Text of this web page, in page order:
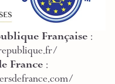
Française :
France :